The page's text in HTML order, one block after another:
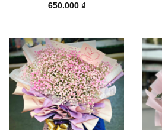
650.000 ₫